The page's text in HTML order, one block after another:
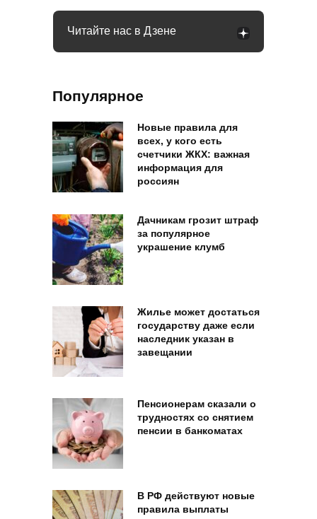
Читайте нас в Дзене
Популярное
Новые правила для
всех, у кого есть
счетчики ЖКХ: важная
информация для
россиян
Дачникам грозит штраф
за популярное
украшение клумб
Жилье может достаться
государству даже если
наследник указан в
завещании
Пенсионерам сказали о
трудностях со снятием
пенсии в банкоматах
В РФ действуют новые
правила выплаты